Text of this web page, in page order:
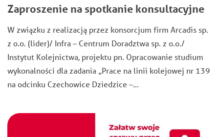
Zaproszenie na spotkanie konsultacyjne
W związku z realizacją przez konsorcjum firm Arcadis sp.
z o.o. (lider)/ Infra – Centrum Doradztwa sp. z o.o./
Instytut Kolejnictwa, projektu pn. Opracowanie studium
wykonalności dla zadania „Prace na linii kolejowej nr 139
na odcinku Czechowice Dziedzice –…